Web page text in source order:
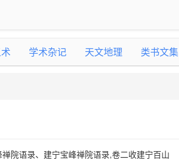
学术杂记 天文地理 类书文集
院语录、建宁宝峰禅院语录,卷二收建宁百山